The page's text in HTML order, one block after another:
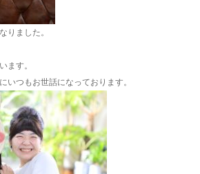
りました。
ます。
いつもお世話になっております。